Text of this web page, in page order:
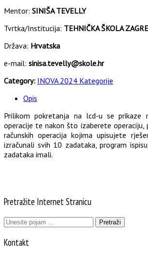
Mentor: SINIŠA TEVELLY
Tvrtka/Institucija: TEHNIČKA ŠKOLA
Država: Hrvatska
e-mail: sinisa.tevelly@skole.hr
Category: INOVA 2024 Kategorije
Opis
Prilikom pokretanja na lcd-u se prikaze
operacije te nakon što izaberete operaciju,
računskih operacija kojima upisujete
izračunali svih 10 zadataka, program
zadataka imali.
Pretražite Internet Stranicu
Pretraži:
Kontakt